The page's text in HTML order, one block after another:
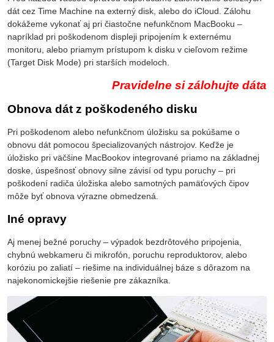
dát cez Time Machine na externý disk, alebo do iCloud. Zálohu
dokážeme vykonať aj pri čiastočne nefunkčnom MacBooku –
napríklad pri poškodenom displeji pripojením k externému
monitoru, alebo priamym prístupom k disku v cieľovom režime
(Target Disk Mode) pri starších modeloch.
Pravidelne si zálohujte dáta
Obnova dát z poškodeného disku
Pri poškodenom alebo nefunkčnom úložisku sa pokúšame o
obnovu dát pomocou špecializovaných nástrojov. Keďže je
úložisko pri väčšine MacBookov integrované priamo na základnej
doske, úspešnosť obnovy silne závisí od typu poruchy – pri
poškodení radiča úložiska alebo samotných pamäťových čipov
môže byť obnova výrazne obmedzená.
Iné opravy
Aj menej bežné poruchy – výpadok bezdrôtového pripojenia,
chybnú webkameru či mikrofón, poruchu reproduktorov, alebo
koróziu po zaliatí – riešime na individuálnej báze s dôrazom na
najekonomickejšie riešenie pre zákazníka.